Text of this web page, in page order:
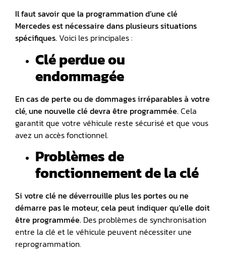
Il faut savoir que la programmation d’une clé
Mercedes est nécessaire dans plusieurs situations
spécifiques. Voici les principales :
Clé perdue ou
endommagée
En cas de perte ou de dommages irréparables à votre
clé, une nouvelle clé devra être programmée.Cela
garantit que votre véhicule reste sécurisé et que vous
avez un accès fonctionnel.
Problèmes de
fonctionnement de la clé
Si votre clé ne déverrouille plus les portes ou ne
démarre pas le moteur, cela peut indiquer qu’elle doit
être programmée. Des problèmes de synchronisation
entre la clé et le véhicule peuvent nécessiter une
reprogrammation.